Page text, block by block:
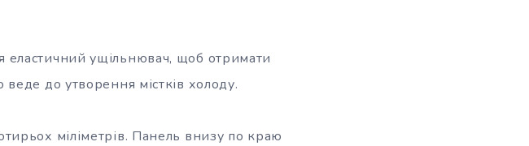
еластичний ущільнювач, щоб отримати
до утворення містків холоду.
міліметрів. Панель внизу по краю